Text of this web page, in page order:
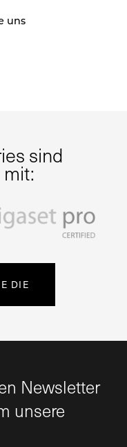
uns
sind
DIE
Newsletter
unsere